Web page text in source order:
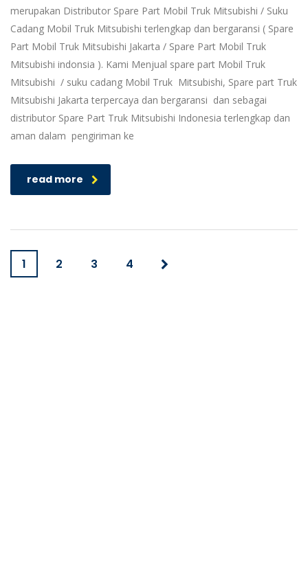
merupakan Distributor Spare Part Mobil Truk Mitsubishi / Suku
Cadang Mobil Truk Mitsubishi terlengkap dan bergaransi ( Spare
Part Mobil Truk Mitsubishi Jakarta / Spare Part Mobil Truk
Mitsubishi indonsia ). Kami Menjual spare part Mobil Truk
Mitsubishi / suku cadang Mobil Truk Mitsubishi, Spare part Truk
Mitsubishi Jakarta terpercaya dan bergaransi dan sebagai
distributor Spare Part Truk Mitsubishi Indonesia terlengkap dan
aman dalam pengiriman ke
read more
1 2 3 4